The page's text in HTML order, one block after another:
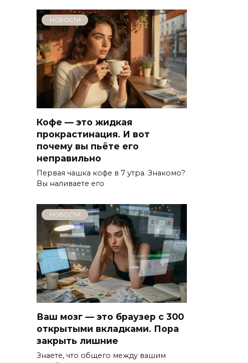
НОВОСТИ
Кофе — это жидкая
прокрастинация. И вот
почему вы пьёте его
неправильно
Первая чашка кофе в 7 утра. Знакомо?
Вы наливаете его
НОВОСТИ
Ваш мозг — это браузер с 300
открытыми вкладками. Пора
закрыть лишние
Знаете, что общего между вашим